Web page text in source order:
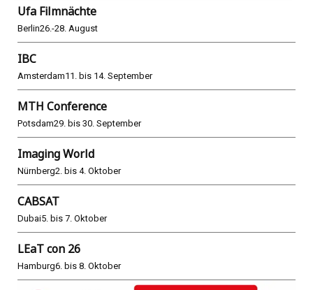
Ufa Filmnächte
Berlin26.-28. August
IBC
Amsterdam11. bis 14. September
MTH Conference
Potsdam29. bis 30. September
Imaging World
Nürnberg2. bis 4. Oktober
CABSAT
Dubai5. bis 7. Oktober
LEaT con 26
Hamburg6. bis 8. Oktober